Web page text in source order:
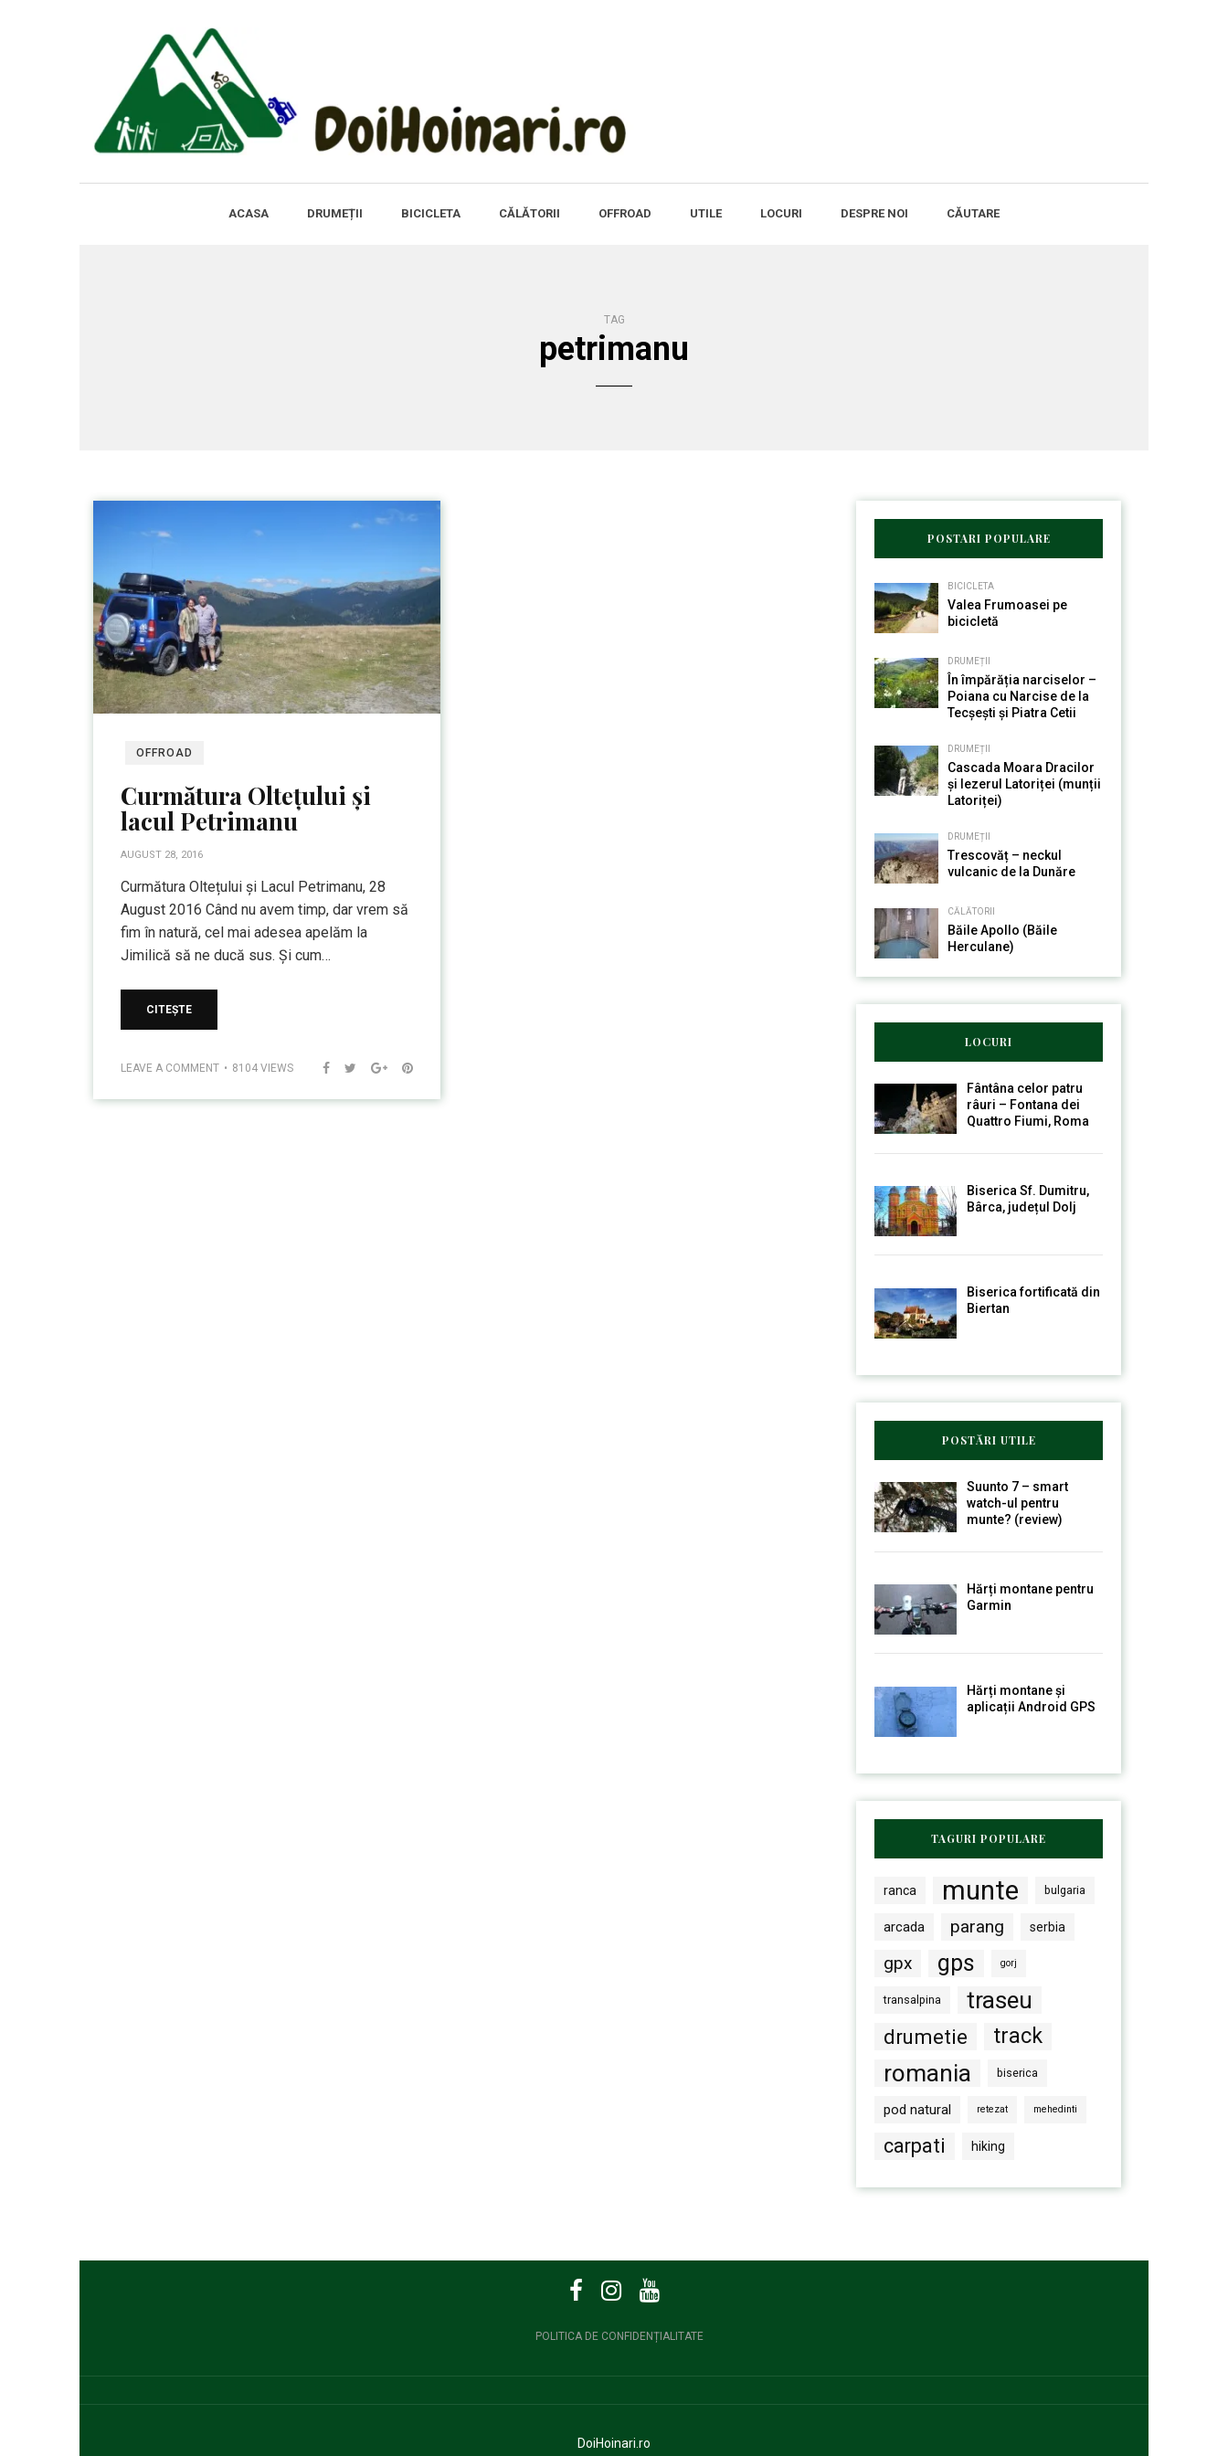
ACASA DRUMEȚII BICICLETA CĂLĂTORII OFFROAD UTILE LOCURI DESPRE NOI CĂUTARE
TAG
petrimanu
OFFROAD
Curmătura Oltețului și
lacul Petrimanu
AUGUST 28, 2016
Curmătura Oltețului și Lacul Petrimanu, 28
August 2016 Când nu avem timp, dar vrem să
fim în natură, cel mai adesea apelăm la
Jimilică să ne ducă sus. Și cum…
CITEȘTE
LEAVE A COMMENT 8104 VIEWS
POSTARI POPULARE
BICICLETA
Valea Frumoasei pe
bicicletă
DRUMEȚII
În împărăția narciselor –
Poiana cu Narcise de la
Tecșești și Piatra Cetii
DRUMEȚII
Cascada Moara Dracilor
și Iezerul Latoriței (munții
Latoriței)
DRUMEȚII
Trescovăț – neckul
vulcanic de la Dunăre
CĂLĂTORII
Băile Apollo (Băile
Herculane)
LOCURI
Fântâna celor patru
râuri – Fontana dei
Quattro Fiumi, Roma
Biserica Sf. Dumitru,
Bârca, județul Dolj
Biserica fortificată din
Biertan
POSTĂRI UTILE
Suunto 7 – smart
watch-ul pentru
munte? (review)
Hărți montane pentru
Garmin
Hărți montane și
aplicații Android GPS
TAGURI POPULARE
ranca munte bulgaria
arcada parang serbia
gpx gps gorj
transalpina traseu
drumetie track
romania biserica
pod natural retezat mehedinti
carpati hiking
POLITICA DE CONFIDENȚIALITATE
DoiHoinari.ro